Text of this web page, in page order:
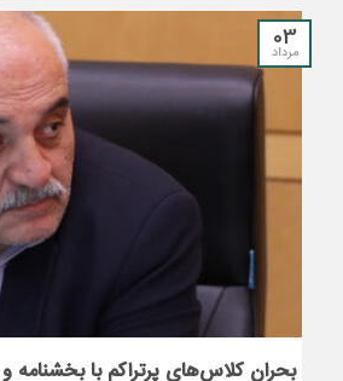
03
مرداد
بحران کلاس‌های پرتراکم با بخشنامه